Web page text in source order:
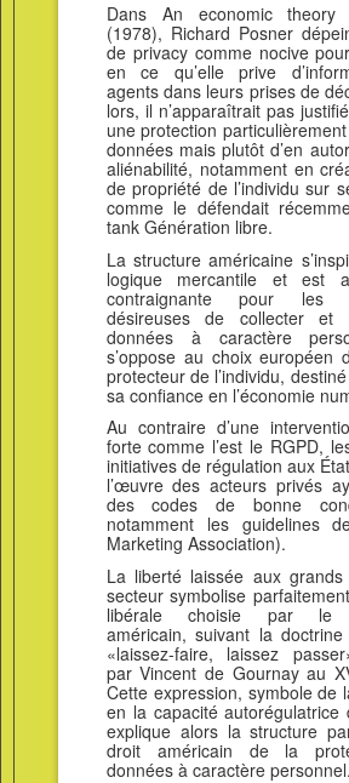
Dans An economic theory
(1978), Richard Posner
de privacy comme nocive
en ce qu’elle prive
agents dans leurs prises de
lors, il n’apparaîtrait pas
une protection
données mais plutôt d’en
aliénabilité, notamment en
de propriété de l’individu sur
comme le défendait
tank Génération libre.
La structure américaine
logique mercantile et est
contraignante pour les
désireuses de collecter et
données à caractère
s’oppose au choix européen
protecteur de l’individu,
sa confiance en l’économie
Au contraire d’une
forte comme l’est le RGPD,
initiatives de régulation aux
l’œuvre des acteurs privés
des codes de bonne
notamment les guidelines
Marketing Association).
La liberté laissée aux
secteur symbolise
libérale choisie par le
américain, suivant la
«laissez-faire, laissez
par Vincent de Gournay au
Cette expression, symbole de
en la capacité autorégulatrice
explique alors la structure
droit américain de la
données à caractère personnel.